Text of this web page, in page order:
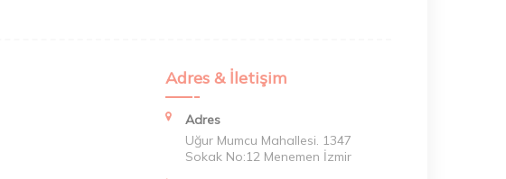
Adres & İletişim
Adres
Uğur Mumcu Mahallesi. 1347
Sokak No:12 Menemen İzmir